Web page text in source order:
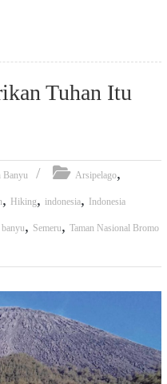
Tuhan Itu
Banyu Arsipelago,
, Hiking, indonesia, Indonesia
, Semeru, Taman Nasional Bromo